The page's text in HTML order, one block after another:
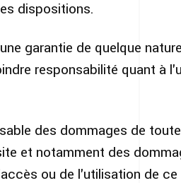
dispositions.
garantie de quelque
responsabilité quant à
des dommages de
et notamment des
ou de l'utilisation de